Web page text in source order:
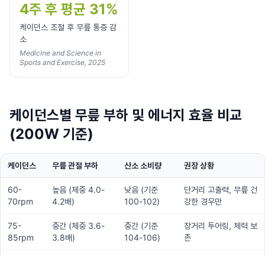
4주 후 평균 31%
케이던스 조절 후 무릎 통증 감
소
Medicine and Science in
Sports and Exercise, 2025
케이던스별 무릎 부하 및 에너지 효율 비교
(200W 기준)
케이던스 무릎 관절 부하 산소 소비량 권장 상황
60-
70rpm
높음 (체중 4.0-
4.2배)
낮음 (기준
100-102)
단거리 고출력, 무릎 건
강한 경우만
75-
85rpm
중간 (체중 3.6-
3.8배)
중간 (기준
104-106)
장거리 투어링, 체력 보
존